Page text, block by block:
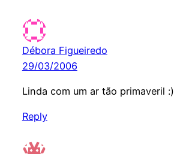
Débora Figueiredo
29/03/2006
Linda com um ar tão primaveril :)
Reply